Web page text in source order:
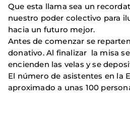
Que esta llama sea un
nuestro poder colectivo para
hacia un futuro mejor.
Antes de comenzar se
donativo. Al finalizar la misa
encienden las velas y se
El número de asistentes en la
aproximado a unas 100